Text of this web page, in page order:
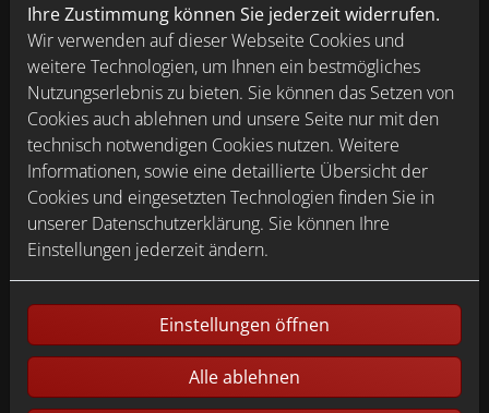
Das widerstandsfähige, reflexionsarme Solarglas
ist fest mit der PREFA Aluminium-Grundplatte
verbunden. (Foto: epr/Prefa/Croce&Wir)
Die IEC-zertifizierte PREFA Solardachplatte „made in
Austria“ ist in zwei Größen und drei Farben – Anthrazit,
Schwarz und Dunkelgrau – erhältlich und 100 %
kompatibel mit dem PREFA Komplettsystem. Passendes
Zubehör wie Dachentwässerung oder Schneeschutz
rundet das Produktangebot ab. Von der Planung über
die Installation bis zur Abnahme der fertigen Anlage: Die
Ihre Zustimmung können Sie jederzeit widerrufen.
Wir verwenden auf dieser Webseite Cookies und
weitere Technologien, um Ihnen ein bestmögliches
Nutzungserlebnis zu bieten. Sie können das Setzen von
Cookies auch ablehnen und unsere Seite nur mit den
technisch notwendigen Cookies nutzen. Weitere
Informationen, sowie eine detaillierte Übersicht der
Cookies und eingesetzten Technologien finden Sie in
unserer Datenschutzerklärung. Sie können Ihre
Einstellungen jederzeit ändern.
Einstellungen öffnen
Alle ablehnen